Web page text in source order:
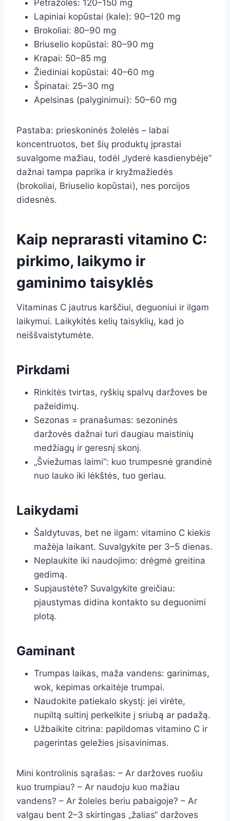
Petražolės: 120–150 mg
Lapiniai kopūstai (kale): 90–120 mg
Brokoliai: 80–90 mg
Briuselio kopūstai: 80–90 mg
Krapai: 50–85 mg
Žiediniai kopūstai: 40–60 mg
Špinatai: 25–30 mg
Apelsinas (palyginimui): 50–60 mg
Pastaba: prieskoninės žolelės – labai
koncentruotos, bet šių produktų įprastai
suvalgome mažiau, todėl „lyderė kasdienybėje“
dažnai tampa paprika ir kryžmažiedės
(brokoliai, Briuselio kopūstai), nes porcijos
didesnės.
Kaip neprarasti vitamino C:
pirkimo, laikymo ir
gaminimo taisyklės
Vitaminas C jautrus karščiui, deguoniui ir ilgam
laikymui. Laikykitės kelių taisyklių, kad jo
neiššvaistytumėte.
Pirkdami
Rinkitės tvirtas, ryškių spalvų daržoves be
pažeidimų.
Sezonas = pranašumas: sezoninės
daržovės dažnai turi daugiau maistinių
medžiagų ir geresnį skonį.
„Šviežumas laimi“: kuo trumpesnė grandinė
nuo lauko iki lėkštės, tuo geriau.
Laikydami
Šaldytuvas, bet ne ilgam: vitamino C kiekis
mažėja laikant. Suvalgykite per 3–5 dienas.
Neplaukite iki naudojimo: drėgmė greitina
gedimą.
Supjaustėte? Suvalgykite greičiau:
pjaustymas didina kontakto su deguonimi
plotą.
Gaminant
Trumpas laikas, maža vandens: garinimas,
wok, kepimas orkaitėje trumpai.
Naudokite patiekalo skystį: jei virėte,
nupiltą sultinį perkelkite į sriubą ar padažą.
Užbaikite citrina: papildomas vitamino C ir
pagerintas geležies įsisavinimas.
Mini kontrolinis sąrašas: – Ar daržoves ruošiu
kuo trumpiau? – Ar naudoju kuo mažiau
vandens? – Ar žoleles beriu pabaigoje? – Ar
valgau bent 2–3 skirtingas „žalias“ daržoves